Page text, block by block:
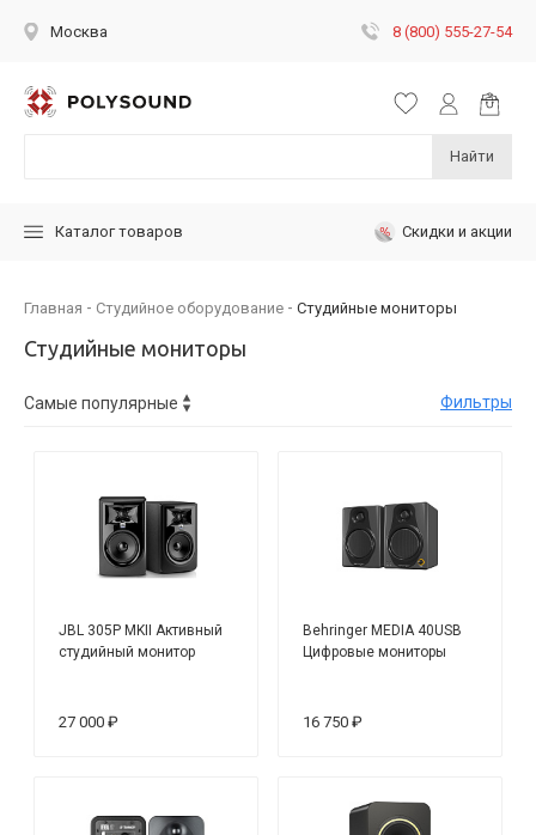
Москва 8 (800) 555-27-54
Найти
Каталог товаров Скидки и акции
Главная Студийное оборудование Студийные мониторы
Студийные мониторы
Фильтры
JBL 305P MKII Активный
студийный монитор
27 000 ₽
Behringer MEDIA 40USB
Цифровые мониторы
16 750 ₽